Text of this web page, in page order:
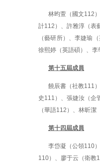
林昀萱（國文112
計112）、許雅淳（表
（藝研所）、李婕瑜
徐熙婷（英語碩）、李
第十五屆成員
饒辰書（社教111
史111）、張婕汝（企
（華語112）、林昕
第十四屆成員
李岱凝（公領110
110）、廖于云（衛教